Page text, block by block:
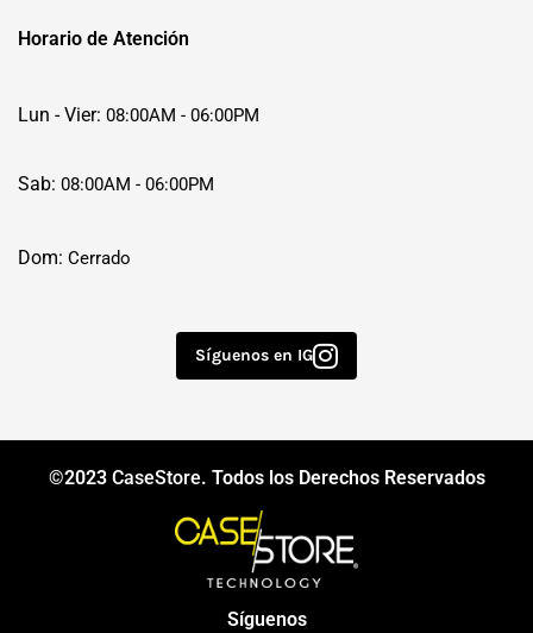
Horario de Atención
Lun - Vier: 08:00AM - 06:00PM
Sab: 08:00AM - 06:00PM
Dom: Cerrado
Síguenos en IG
©2023 CaseStore. Todos los Derechos Reservados
Síguenos